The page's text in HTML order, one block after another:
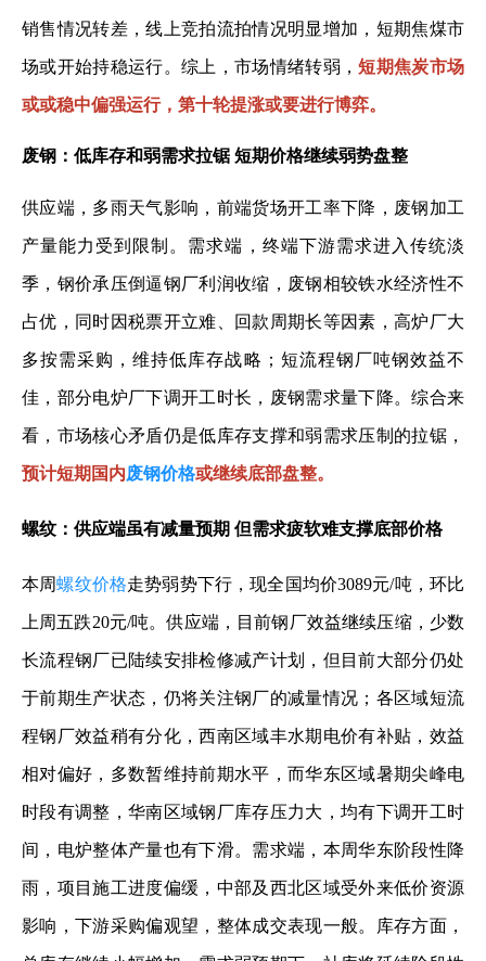
销售情况转差，线上竞拍流拍情况明显增加，短期焦煤市
场或开始持稳运行。综上，市场情绪转弱，短期焦炭市场
或或稳中偏强运行，第十轮提涨或要进行博弈。
废钢：低库存和弱需求拉锯 短期价格继续弱势盘整
供应端，多雨天气影响，前端货场开工率下降，废钢加工
产量能力受到限制。需求端，终端下游需求进入传统淡
季，钢价承压倒逼钢厂利润收缩，废钢相较铁水经济性不
占优，同时因税票开立难、回款周期长等因素，高炉厂大
多按需采购，维持低库存战略；短流程钢厂吨钢效益不
佳，部分电炉厂下调开工时长，废钢需求量下降。综合来
看，市场核心矛盾仍是低库存支撑和弱需求压制的拉锯，
预计短期国内废钢价格或继续底部盘整。
螺纹：供应端虽有减量预期 但需求疲软难支撑底部价格
本周螺纹价格走势弱势下行，现全国均价3089元/吨，环比
上周五跌20元/吨。供应端，目前钢厂效益继续压缩，少数
长流程钢厂已陆续安排检修减产计划，但目前大部分仍处
于前期生产状态，仍将关注钢厂的减量情况；各区域短流
程钢厂效益稍有分化，西南区域丰水期电价有补贴，效益
相对偏好，多数暂维持前期水平，而华东区域暑期尖峰电
时段有调整，华南区域钢厂库存压力大，均有下调开工时
间，电炉整体产量也有下滑。需求端，本周华东阶段性降
雨，项目施工进度偏缓，中部及西北区域受外来低价资源
影响，下游采购偏观望，整体成交表现一般。库存方面，